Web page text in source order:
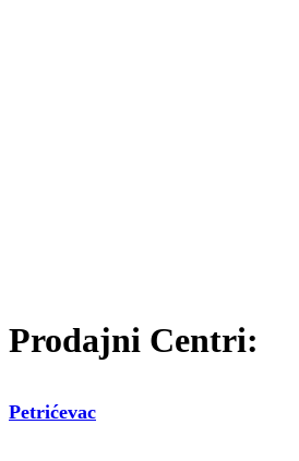
Prodajni Centri:
Petrićevac